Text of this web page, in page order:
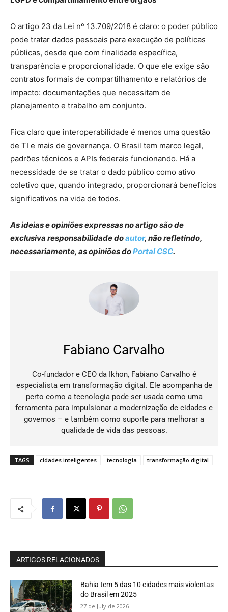
O artigo 23 da Lei nº 13.709/2018 é claro: o poder público
pode tratar dados pessoais para execução de políticas
públicas, desde que com finalidade específica,
transparência e proporcionalidade. O que ele exige são
contratos formais de compartilhamento e relatórios de
impacto: documentações que necessitam de
planejamento e trabalho em conjunto.
Fica claro que interoperabilidade é menos uma questão
de TI e mais de governança. O Brasil tem marco legal,
padrões técnicos e APIs federais funcionando. Há a
necessidade de se tratar o dado público como ativo
coletivo que, quando integrado, proporcionará benefícios
significativos na vida de todos.
As ideias e opiniões expressas no artigo são de
exclusiva responsabilidade doautor, não refletindo,
necessariamente, as opiniões doPortal CSC.
Fabiano Carvalho
Co-fundador e CEO da Ikhon, Fabiano Carvalho é
especialista em transformação digital. Ele acompanha de
perto como a tecnologia pode ser usada como uma
ferramenta para impulsionar a modernização de cidades e
governos – e também como suporte para melhorar a
qualidade de vida das pessoas.
TAGS cidades inteligentes tecnologia transformação digital
ARTIGOS RELACIONADOS
Bahia tem 5 das 10 cidades mais violentas
do Brasil em 2025
27 de July de 2026